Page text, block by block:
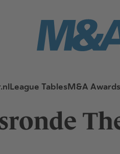
League TablesM&A Awards